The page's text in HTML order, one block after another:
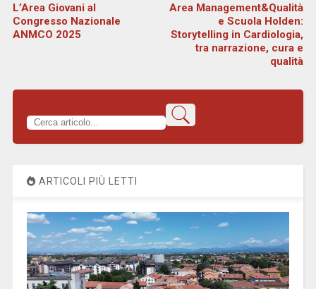
L’Area Giovani al
Congresso Nazionale
ANMCO 2025
Area Management&Qualità
e Scuola Holden:
Storytelling in Cardiologia,
tra narrazione, cura e
qualità
ARTICOLI PIÙ LETTI